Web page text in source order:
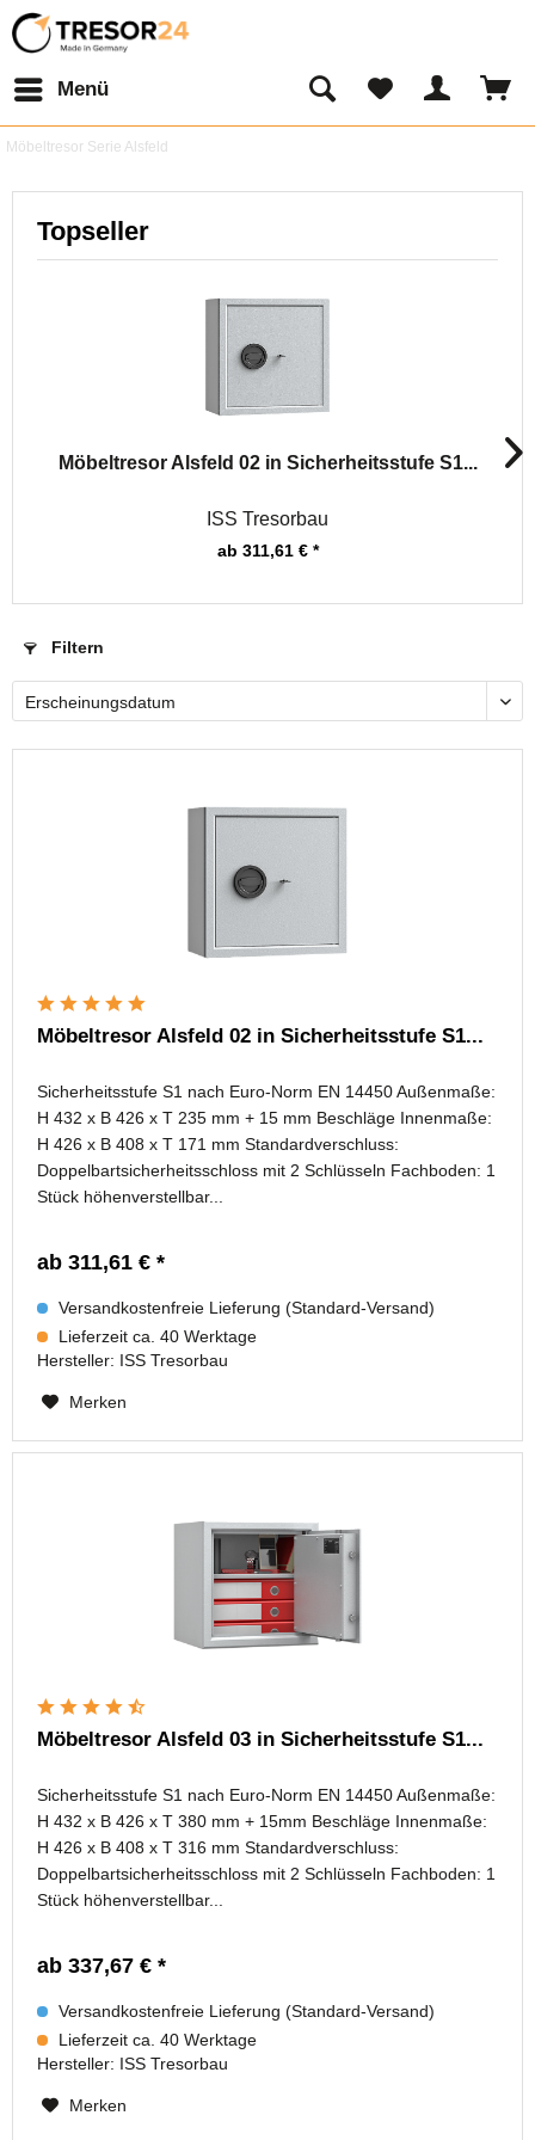
Menü
Möbeltresor Serie Alsfeld
Topseller
Möbeltresor Alsfeld 02 in Sicherheitsstufe S1...
ISS Tresorbau
ab 311,61 € *
Filtern
Möbeltresor Alsfeld 02 in Sicherheitsstufe S1...
Sicherheitsstufe S1 nach Euro-Norm EN 14450 Außenmaße:
H 432 x B 426 x T 235 mm + 15 mm Beschläge Innenmaße:
H 426 x B 408 x T 171 mm Standardverschluss:
Doppelbartsicherheitsschloss mit 2 Schlüsseln Fachboden: 1
Stück höhenverstellbar...
ab 311,61 € *
Versandkostenfreie Lieferung (Standard-Versand)
Lieferzeit ca. 40 Werktage
Hersteller: ISS Tresorbau
Merken
Möbeltresor Alsfeld 03 in Sicherheitsstufe S1...
Sicherheitsstufe S1 nach Euro-Norm EN 14450 Außenmaße:
H 432 x B 426 x T 380 mm + 15mm Beschläge Innenmaße:
H 426 x B 408 x T 316 mm Standardverschluss:
Doppelbartsicherheitsschloss mit 2 Schlüsseln Fachboden: 1
Stück höhenverstellbar...
ab 337,67 € *
Versandkostenfreie Lieferung (Standard-Versand)
Lieferzeit ca. 40 Werktage
Hersteller: ISS Tresorbau
Merken